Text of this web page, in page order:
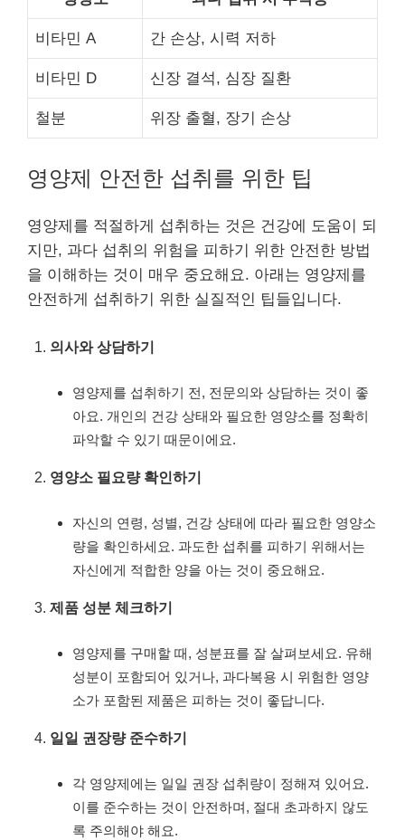
비타민 A 간 손상, 시력 저하
비타민 D 신장 결석, 심장 질환
철분 위장 출혈, 장기 손상
영양제 안전한 섭취를 위한 팁
영양제를 적절하게 섭취하는 것은 건강에 도움이 되
지만, 과다 섭취의 위험을 피하기 위한 안전한 방법
을 이해하는 것이 매우 중요해요. 아래는 영양제를
안전하게 섭취하기 위한 실질적인 팁들입니다.
의사와 상담하기
영양제를 섭취하기 전, 전문의와 상담하는 것이 좋
아요. 개인의 건강 상태와 필요한 영양소를 정확히
파악할 수 있기 때문이에요.
영양소 필요량 확인하기
자신의 연령, 성별, 건강 상태에 따라 필요한 영양소
량을 확인하세요. 과도한 섭취를 피하기 위해서는
자신에게 적합한 양을 아는 것이 중요해요.
제품 성분 체크하기
영양제를 구매할 때, 성분표를 잘 살펴보세요. 유해
성분이 포함되어 있거나, 과다복용 시 위험한 영양
소가 포함된 제품은 피하는 것이 좋답니다.
일일 권장량 준수하기
각 영양제에는 일일 권장 섭취량이 정해져 있어요.
이를 준수하는 것이 안전하며, 절대 초과하지 않도
록 주의해야 해요.